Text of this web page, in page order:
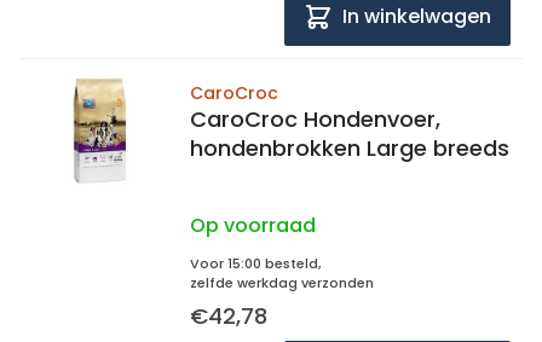
In winkelwagen
CaroCroc
CaroCroc Hondenvoer,
hondenbrokken Large breeds
Op voorraad
Voor 15:00 besteld,
zelfde werkdag verzonden
€42,78